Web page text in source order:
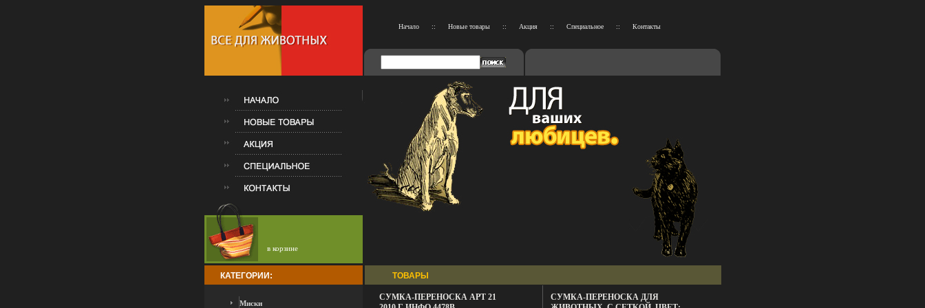
Начало :: Новые товары :: Акция :: Специальное :: Контакты
в корзине
КАТЕГОРИИ:
Миски
ТОВАРЫ
СУМКА-ПЕРЕНОСКА АРТ 21
СУМКА-ПЕРЕНОСКА ДЛЯ